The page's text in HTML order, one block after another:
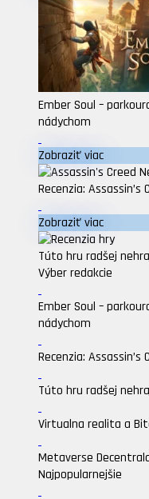
Ember Soul –
nádychom
Zobraziť viac
Recenzia: Assassin’s
Zobraziť viac
Túto hru radšej
Výber redakcie
Ember Soul –
nádychom
Recenzia: Assassin’s
Túto hru radšej
Virtualna realita a
Metaverse
Najpopularnejšie